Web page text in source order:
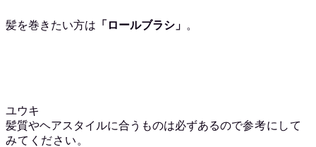
髪を巻きたい方は 「ロールブラシ」 。
ユウキ
髪質やヘアスタイルに合うものは必ずあるので参考にして
みてください。